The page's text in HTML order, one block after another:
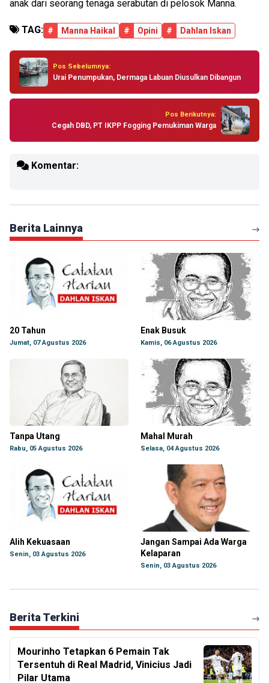
anak dari seorang tenaga serabutan di pelosok Manna.
TAG: # Manna Haikal # Opini # Dahlan Iskan
Pos Sebelumnya:
Urai Penumpukan, Dermaga Labuan Diusulkan Dibangun
Pos Berikutnya:
Cegah DBD, PT IKPP Fogging Pemukiman Warga
Komentar:
Berita Lainnya
20 Tahun
Jumat, 07 Agustus 2026
Enak Busuk
Kamis, 06 Agustus 2026
Tanpa Utang
Rabu, 05 Agustus 2026
Mahal Murah
Selasa, 04 Agustus 2026
Alih Kekuasaan
Senin, 03 Agustus 2026
Jangan Sampai Ada Warga
Kelaparan
Senin, 03 Agustus 2026
Berita Terkini
Mourinho Tetapkan 6 Pemain Tak
Tersentuh di Real Madrid, Vinicius Jadi
Pilar Utama